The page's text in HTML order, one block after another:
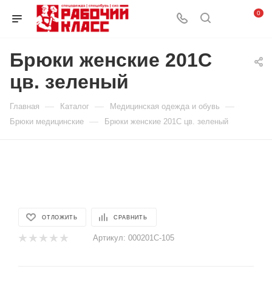
0
Брюки женские 201С
цв. зеленый
Главная — Каталог — Медицинская одежда и обувь —
Брюки медицинские — Брюки женские 201С цв. зеленый
ОТЛОЖИТЬ СРАВНИТЬ
Артикул: 000201С-105